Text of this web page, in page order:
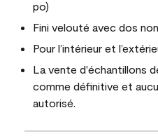
po)
Fini velouté avec dos
Pour l’intérieur et
La vente d'échantillons
comme définitive et
autorisé.